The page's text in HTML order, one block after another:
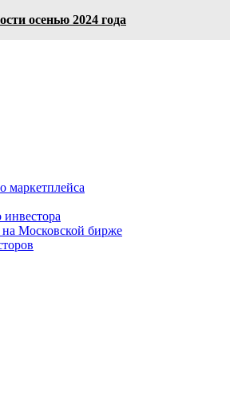
осенью 2024 года
маркетплейса
Московской бирже